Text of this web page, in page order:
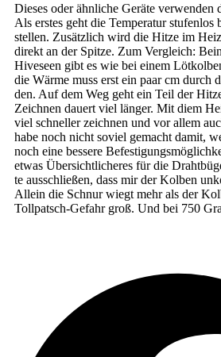
Die­ses oder ähn­li­che Gerä­te ver­wen­den
Als ers­tes geht die Tem­pe­ra­tur
stel­len. Zusätz­lich wird die Hit­ze im
direkt an der Spit­ze. Zum Ver­gleich:
Hive­seen gibt es wie bei einem
die Wär­me muss erst ein paar cm durch
den. Auf dem Weg geht ein Teil der
Zeich­nen dau­ert viel län­ger. Mit diem
viel schnel­ler zeich­nen und vor allem
habe noch nicht soviel gemacht damit,
noch eine bes­se­re
etwas Über­sicht­li­che­res für die
te aus­schlie­ßen, dass mir der Kol­ben
Allein die Schnur wiegt mehr als der
Tollpatsch-Gefahr groß. Und bei 750